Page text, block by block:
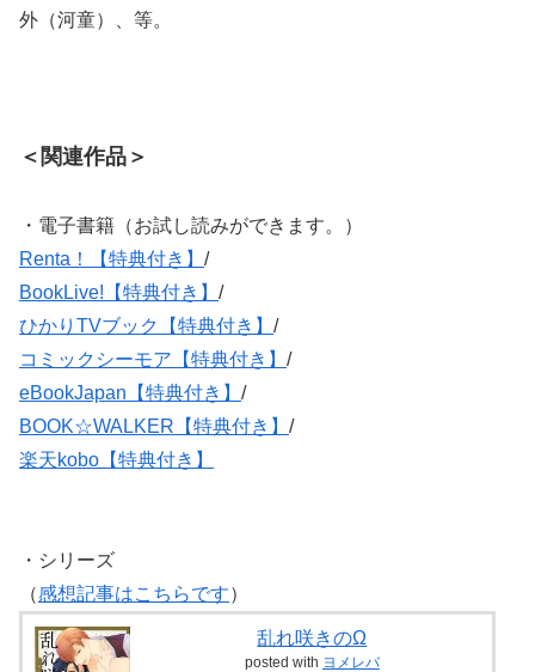
外（河童）、等。
＜関連作品＞
・電子書籍（お試し読みができます。）
Renta！【特典付き】 /
BookLive!【特典付き】 /
ひかりTVブック【特典付き】 /
コミックシーモア【特典付き】 /
eBookJapan【特典付き】 /
BOOK☆WALKER【特典付き】 /
楽天kobo【特典付き】
・シリーズ
（感想記事はこちらです）
乱れ咲きのΩ
posted with ヨメレバ